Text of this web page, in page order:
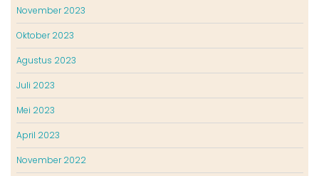
November 2023
Oktober 2023
Agustus 2023
Juli 2023
Mei 2023
April 2023
November 2022